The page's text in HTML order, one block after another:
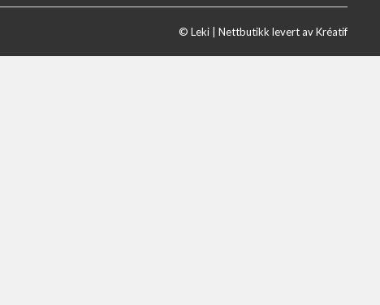
© Leki | Nettbutikk levert av Kréatif